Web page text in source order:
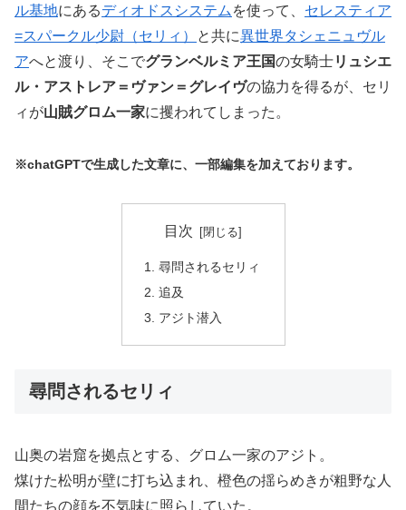
ル基地にあるディオドスシステム を使って、 セレスティア
=スパークル少尉（セリィ）
と共に異世界タシェニュヴル
アへと渡り、そこでグランベルミア王国の女騎士リュシエ
ル・アストレア＝ヴァン＝グレイヴの協力を得るが、セリ
ィが山賊グロム一家に攫われてしまった。
※chatGPTで生成した文章に、一部編集を加えております。
目次
尋問されるセリィ
追及
アジト潜入
尋問されるセリィ
山奥の岩窟を拠点とする、グロム一家のアジト。
煤けた松明が壁に打ち込まれ、橙色の揺らめきが粗野な人
間たちの顔を不気味に照らしていた。